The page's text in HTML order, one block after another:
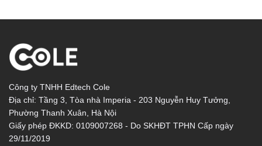
Công ty TNHH Edtech Cole
Địa chỉ: Tầng 3, Tòa nhà Imperia - 203 Nguyễn Huy Tưởng,
Phường Thanh Xuân, Hà Nội
Giấy phép ĐKKD: 0109007268 - Do SKHĐT TPHN Cấp ngày
29/11/2019